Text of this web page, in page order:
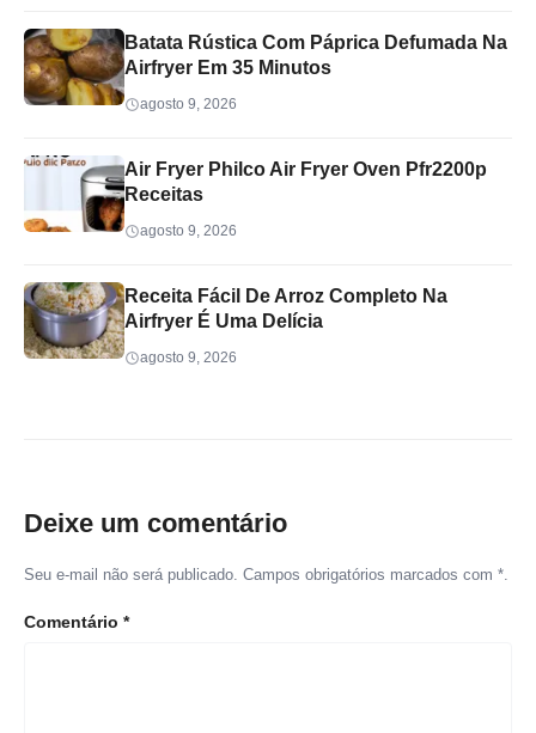
Batata Rústica Com Páprica Defumada Na
Airfryer Em 35 Minutos
agosto 9, 2026
Air Fryer Philco Air Fryer Oven Pfr2200p
Receitas
agosto 9, 2026
Receita Fácil De Arroz Completo Na
Airfryer É Uma Delícia
agosto 9, 2026
Deixe um comentário
Seu e-mail não será publicado. Campos obrigatórios marcados com *.
Comentário *